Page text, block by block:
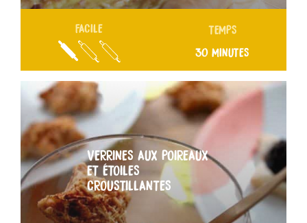
FACILE TEMPS
30 MINUTES
VERRINES AUX POIREAUX
ET ÉTOILES
CROUSTILLANTES